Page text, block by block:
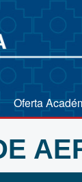
Oferta